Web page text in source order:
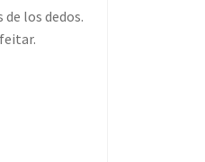
los dedos.